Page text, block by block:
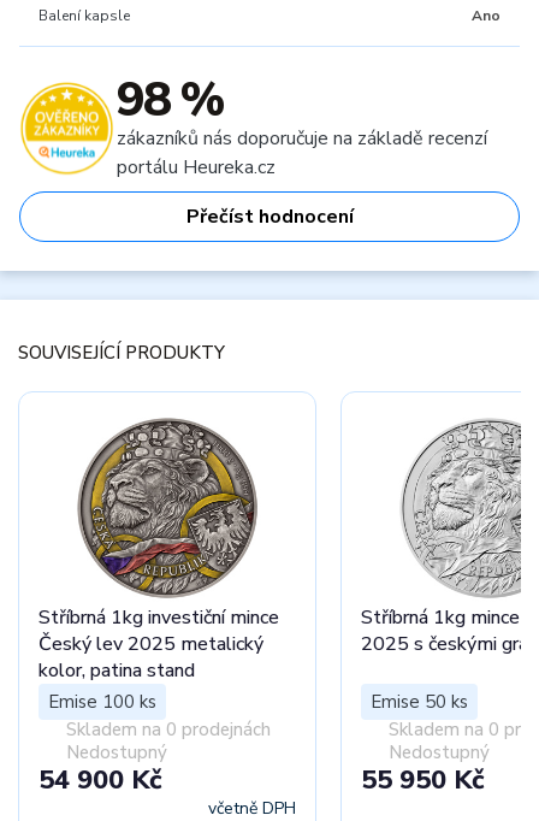
Balení kapsle Ano
98 %
zákazníků nás doporučuje na základě recenzí
portálu Heureka.cz
Přečíst hodnocení
SOUVISEJÍCÍ PRODUKTY
Stříbrná 1kg investiční mince
Český lev 2025 metalický
kolor, patina stand
Emise 100 ks
Skladem na 0 prodejnách
Nedostupný
54 900 Kč
včetně DPH
Stříbrná 1kg mince
2025 s českými
Emise 50 ks
Skladem na 0
Nedostupný
55 950 Kč